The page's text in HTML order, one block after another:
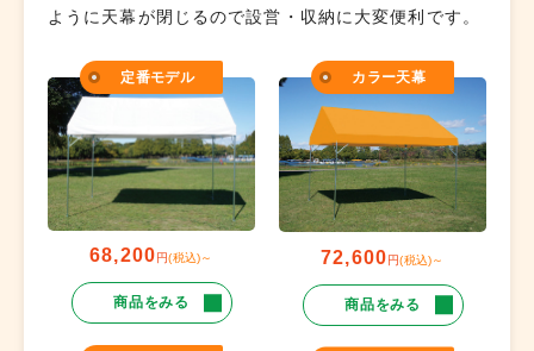
ように天幕が閉じるので設営・収納に大変便利です。
定番モデル
68,200円(税込)～
商品をみる
カラー天幕
72,600円(税込)～
商品をみる